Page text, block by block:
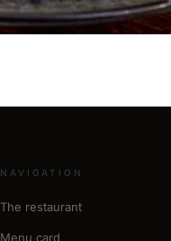
NAVIGATION
The restaurant
Menu card